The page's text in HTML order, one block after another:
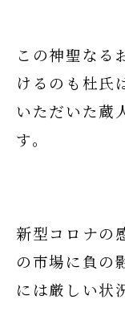
この神聖なる
けるのも杜氏
いただいた蔵
す。
新型コロナの
の市場に負の
には厳しい状